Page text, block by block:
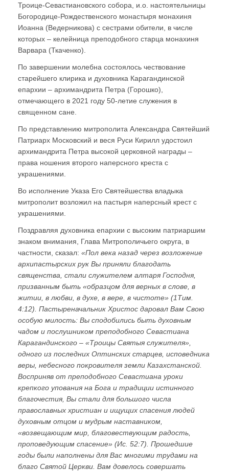
Троице-Севастиановского собора, и.о. настоятельницы
Богородице-Рождественского монастыря монахиня
Иоанна (Ведерникова) с сестрами обители, в числе
которых – келейница преподобного старца монахиня
Варвара (Ткаченко).
По завершении молебна состоялось чествование
старейшего клирика и духовника Карагандинской
епархии – архимандрита Петра (Горошко),
отмечающего в 2021 году 50-летие служения в
священном сане.
По представлению митрополита Александра Святейший
Патриарх Московский и веся Руси Кирилл удостоил
архимандрита Петра высокой церковной награды –
права ношения второго наперсного креста с
украшениями.
Во исполнение Указа Его Святейшества владыка
митрополит возложил на пастыря наперсный крест с
украшениями.
Поздравляя духовника епархии с высоким патриаршим
знаком внимания, Глава Митрополичьего округа, в
частности, сказал: «Пол века назад через возложение
архипастырских рук Вы приняли благодать
священства, стали служителем алтаря Господня,
призванным быть «образцом для верных в слове, в
житии, в любви, в духе, в вере, в чистоте» (1Тим.
4:12). Пастыреначальник Христос даровал Вам Свою
особую милость: Вы сподобились быть духовным
чадом и послушником преподобного Севастиана
Карагандинского – «Троицы Святыя служителя»,
одного из последних Оптинских старцев, исповедника
веры, небесного покровителя земли Казахстанской.
Восприняв от преподобного Севастиана уроки
крепкого упования на Бога и традиции истинного
благочестия, Вы стали для большого числа
православных христиан и ищущих спасения людей
духовным отцом и мудрым наставником,
«возвещающим мир, благовествующим радость,
проповедующим спасение» (Ис. 52:7). Прошедшие
годы были наполнены для Вас многими трудами на
благо Святой Церкви. Вам довелось совершать